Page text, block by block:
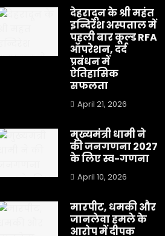
देहरादून के श्री महंत
इन्दिरेश अस्पताल में
पहली बार कूल्ड RFA
ऑपरेशन, दर्द
प्रबंधन में
ऐतिहासिक
सफलता
April 21, 2026
मुख्यमंत्री धामी ने
की जनगणना 2027
के लिए स्व-गणना
April 10, 2026
मारपीट, धमकी और
जानलेवा हमले के
आरोप में दीपक